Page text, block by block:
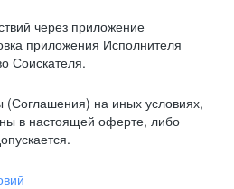
через приложение
приложения Исполнителя
Соискателя.
на иных условиях,
в настоящей оферте, либо